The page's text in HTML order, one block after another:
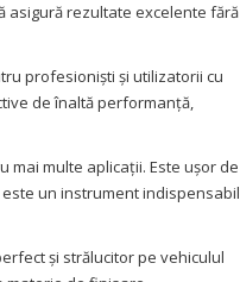
asigură rezultate excelente fără
profesioniști și utilizatorii cu
de înaltă performanță,
mai multe aplicații. Este ușor de
este un instrument indispensabil
și strălucitor pe vehiculul